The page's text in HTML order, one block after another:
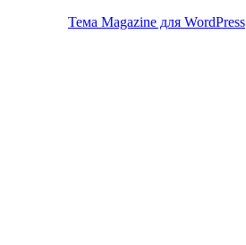
Тема Magazine для WordPress